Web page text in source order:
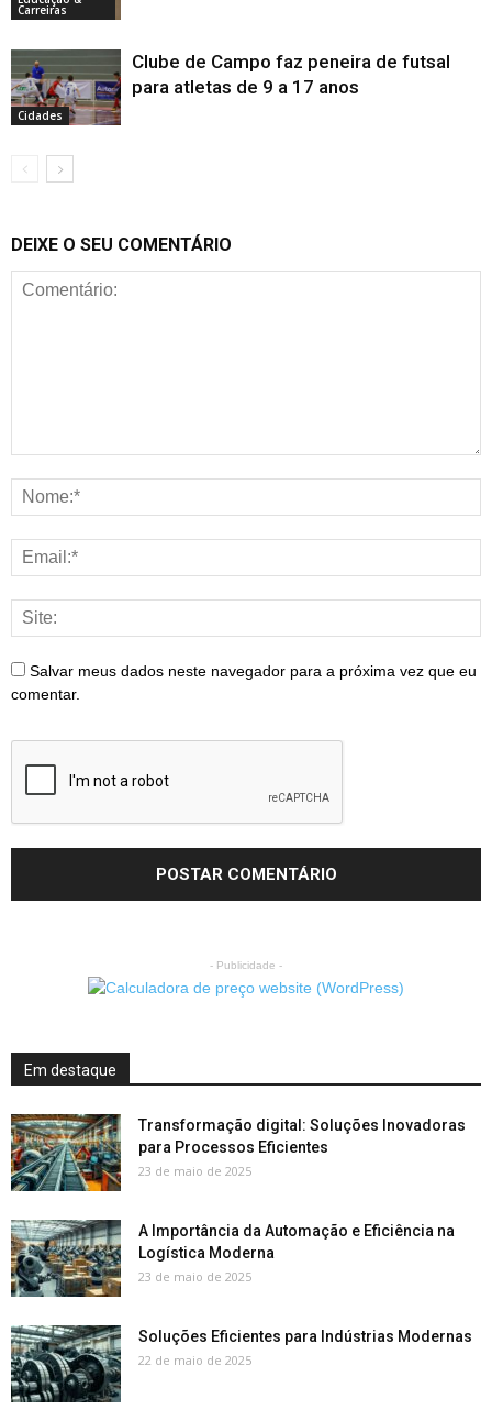
Carreiras
Cidades
Clube de Campo faz peneira de futsal
para atletas de 9 a 17 anos
DEIXE O SEU COMENTÁRIO
Salvar meus dados neste navegador para a próxima vez que eu
comentar.
- Publicidade -
Em destaque
Transformação digital: Soluções Inovadoras
para Processos Eficientes
23 de maio de 2025
A Importância da Automação e Eficiência na
Logística Moderna
23 de maio de 2025
Soluções Eficientes para Indústrias Modernas
22 de maio de 2025